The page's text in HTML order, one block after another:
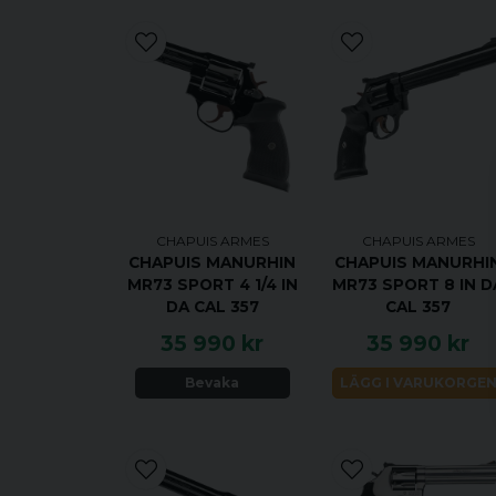
CHAPUIS ARMES
CHAPUIS MANURHIN
MR73 SPORT 4 1/4 IN
DA CAL 357
35 990 kr
Bevaka
CHAPUIS ARMES
CHAPUIS
MR73 SPORT 8 IN
CAL 357
35 990 kr
LÄGG I VARUKORGEN